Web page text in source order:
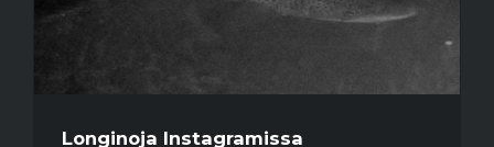
Longinoja Instagramissa